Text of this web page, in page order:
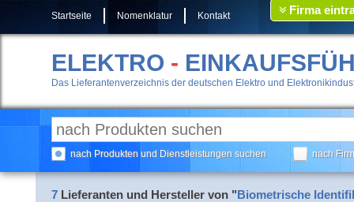
Startseite Nomenklatur Kontakt Firma
ELEKTRO -
Das Lieferantenverzeichnis der deutschen Elektro und
nach Produkten und Dienstleistungen suchen nach
7 Lieferanten und Hersteller von "Biometrische